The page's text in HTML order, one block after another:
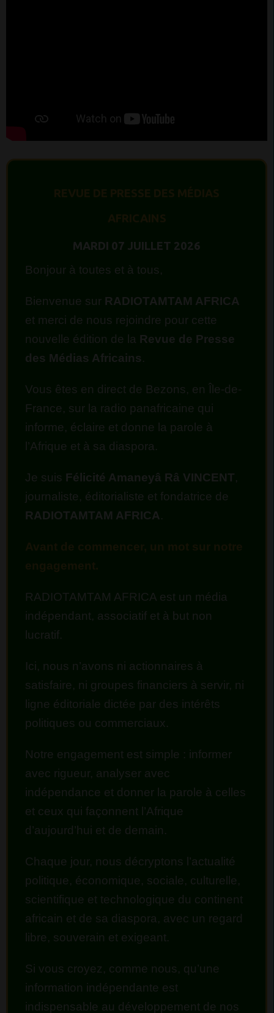
MARDI 07 JUILLET 2026
Bonjour à toutes et à tous,
Bienvenue sur RADIOTAMTAM AFRICA
et merci de nous rejoindre pour cette
nouvelle édition de la Revue de Presse
des Médias Africains.
Vous êtes en direct de Bezons, en Île-de-
France, sur la radio panafricaine qui
informe, éclaire et donne la parole à
l’Afrique et à sa diaspora.
Je suis Félicité Amaneyâ Râ VINCENT,
journaliste, éditorialiste et fondatrice de
RADIOTAMTAM AFRICA.
RADIOTAMTAM AFRICA est un média
indépendant, associatif et à but non
lucratif.
Ici, nous n’avons ni actionnaires à
satisfaire, ni groupes financiers à servir, ni
ligne éditoriale dictée par des intérêts
politiques ou commerciaux.
Notre engagement est simple : informer
avec rigueur, analyser avec
indépendance et donner la parole à celles
et ceux qui façonnent l’Afrique
d’aujourd’hui et de demain.
Chaque jour, nous décryptons l’actualité
politique, économique, sociale, culturelle,
scientifique et technologique du continent
africain et de sa diaspora, avec un regard
libre, souverain et exigeant.
Si vous croyez, comme nous, qu’une
information indépendante est
indispensable au développement de nos